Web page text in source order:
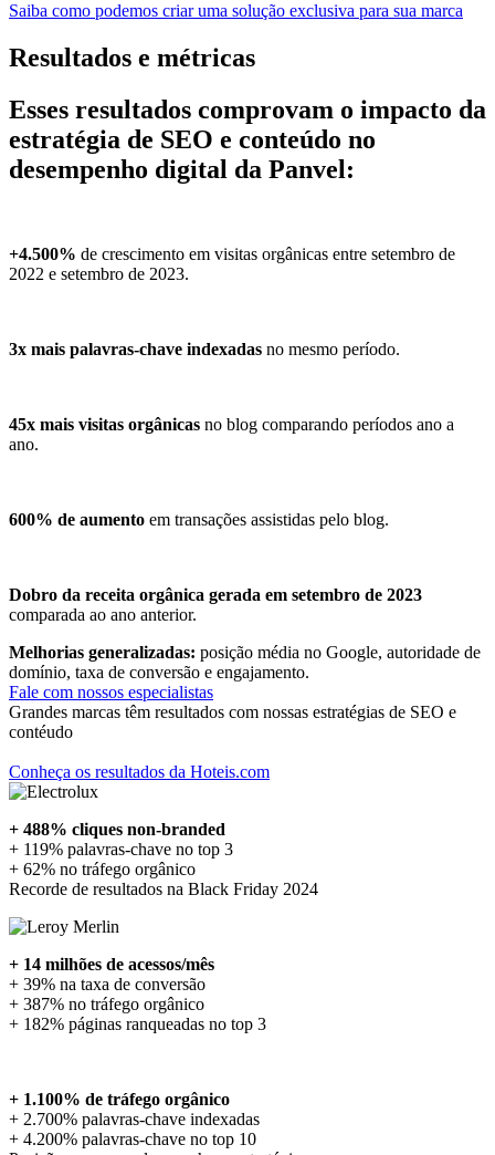
Saiba como podemos criar uma solução exclusiva para sua marca
Resultados e métricas
Esses resultados comprovam o impacto da
estratégia de SEO e conteúdo no
desempenho digital da Panvel:
+4.500% de crescimento em visitas orgânicas entre setembro de
2022 e setembro de 2023.
3x mais palavras-chave indexadas no mesmo período.
45x mais visitas orgânicas no blog comparando períodos ano a
ano.
600% de aumento em transações assistidas pelo blog.
Dobro da receita orgânica gerada em setembro de 2023
comparada ao ano anterior.
Melhorias generalizadas: posição média no Google, autoridade de
domínio, taxa de conversão e engajamento.
Fale com nossos especialistas
Grandes marcas têm resultados com nossas estratégias de SEO e
contéudo
Conheça os resultados da Hoteis.com
+ 488% cliques non-branded
+ 119% palavras-chave no top 3
+ 62% no tráfego orgânico
Recorde de resultados na Black Friday 2024
+ 14 milhões de acessos/mês
+ 39% na taxa de conversão
+ 387% no tráfego orgânico
+ 182% páginas ranqueadas no top 3
+ 1.100% de tráfego orgânico
+ 2.700% palavras-chave indexadas
+ 4.200% palavras-chave no top 10